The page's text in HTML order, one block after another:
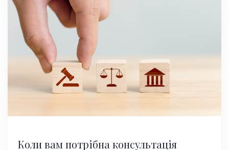
Коли вам потрібна консультація